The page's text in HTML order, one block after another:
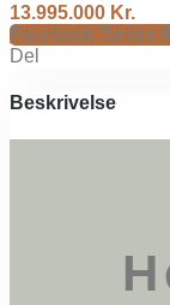
13.995.000 Kr.
Facebook Twitter
Del
Beskrivelse